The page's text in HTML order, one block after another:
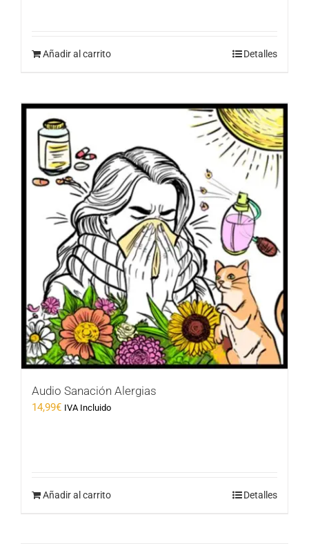
Añadir al carrito Detalles
Audio Sanación Alergias
14,99€ IVA Incluido
Añadir al carrito Detalles